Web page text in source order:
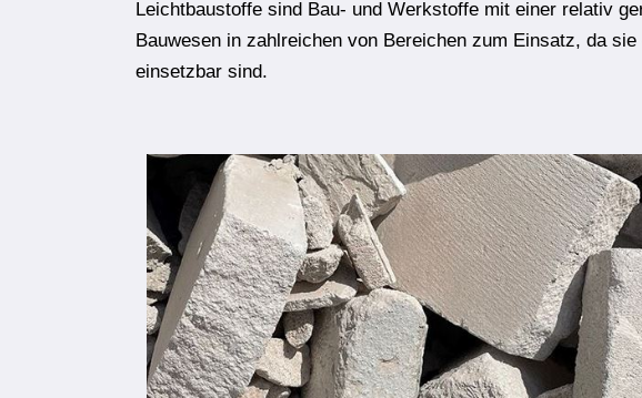
Leichtbaustoffe sind Bau- und Werkstoffe mit einer relativ
Bauwesen in zahlreichen von Bereichen zum Einsatz, da sie
einsetzbar sind.